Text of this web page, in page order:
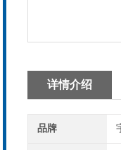
详情介绍
品牌